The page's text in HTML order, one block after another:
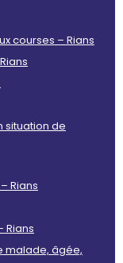
courses – Rians
situation de
Rians
Rians
malade, âgée,